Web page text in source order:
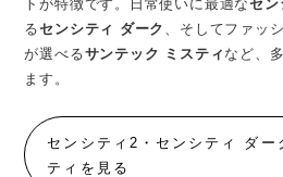
トが特徴です。日常使いに最適なセン
るセンシティ ダーク 、そしてファッ
が選べるサンテック ミスティ など、
ます。
センシティ2・センシティ ダー
ティを見る